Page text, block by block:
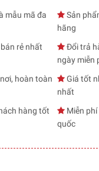
mẫu mã đa
Sản
hãng
rẻ nhất
Đổi trả
ngày miễn
hoàn toàn
Giá tốt
nhất
hàng tốt
Miễn
quốc